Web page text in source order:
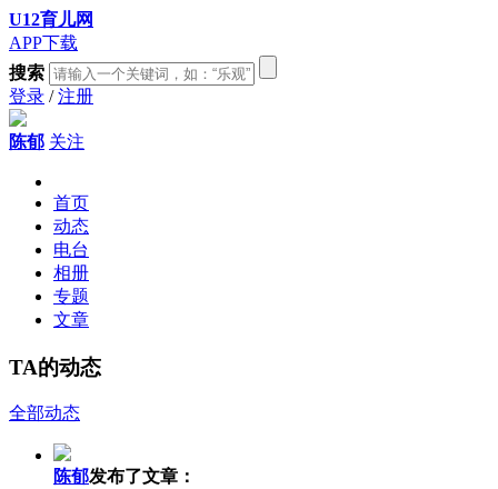
U12育儿网
APP下载
搜索
登录 /注册
陈郁 关注
首页
动态
电台
相册
专题
文章
TA的动态
全部动态
陈郁发布了文章：